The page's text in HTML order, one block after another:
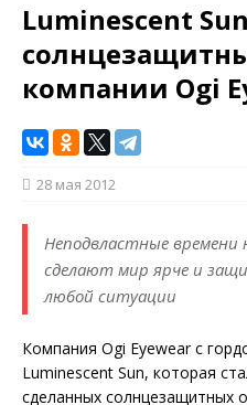
Luminescent
компании Ogi
28 мая 2012
Неподвластные времени
сделают мир ярче и
любой ситуации
Компания Ogi Eyewear с
Luminescent Sun, которая
сделанных солнцезащитных